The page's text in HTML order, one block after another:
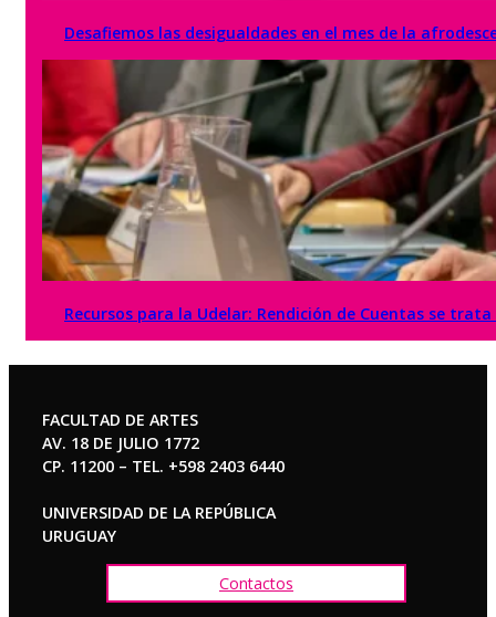
Desafiemos las desigualdades en el mes de la
Recursos para la Udelar: Rendición de Cuentas se
FACULTAD DE ARTES
AV. 18 DE JULIO 1772
CP. 11200 – TEL. +598 2403 6440
UNIVERSIDAD DE LA REPÚBLICA
URUGUAY
Contactos